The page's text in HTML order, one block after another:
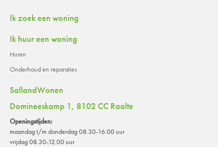
Contactinformatie
Ik zoek een woning
Ik huur een woning
Huren
Onderhoud en reparaties
SallandWonen
Domineeskamp 1, 8102 CC Raalte
Openingstijden:
maandag t/m donderdag 08.30-16.00 uur
vrijdag 08.30-12.00 uur